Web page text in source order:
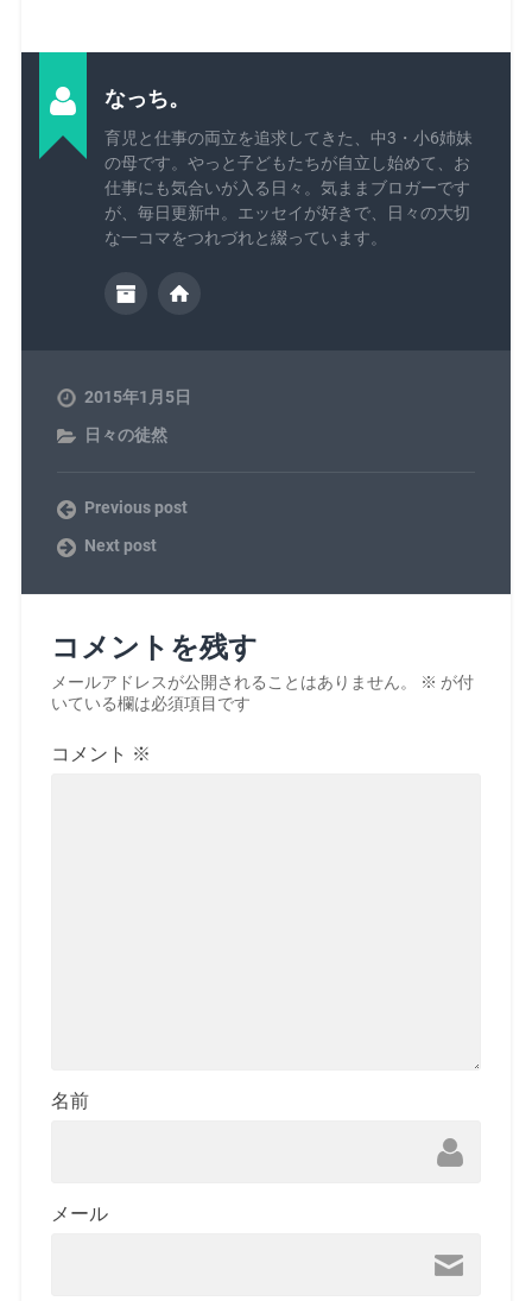
なっち。
育児と仕事の両立を追求してきた、中3・小6姉妹
の母です。やっと子どもたちが自立し始めて、お
仕事にも気合いが入る日々。気ままブロガーです
が、毎日更新中。エッセイが好きで、日々の大切
な一コマをつれづれと綴っています。
2015年1月5日
日々の徒然
Previous post
Next post
コメントを残す
メールアドレスが公開されることはありません。 ※ が付
いている欄は必須項目です
コメント ※
名前
メール